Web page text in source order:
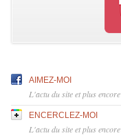
AIMEZ-MOI
L'actu du site et plus encore
ENCERCLEZ-MOI
L'actu du site et plus encore